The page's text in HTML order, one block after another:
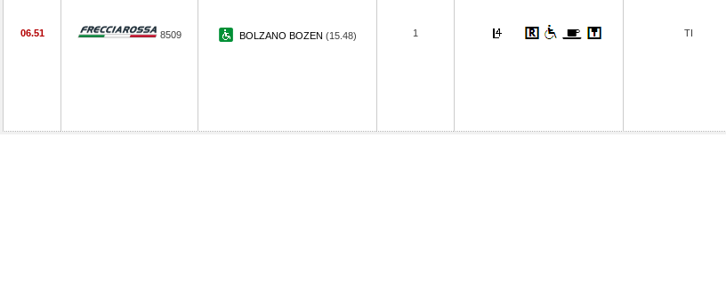
06.51 8509 BOLZANO BOZEN (15.48) 1 TI